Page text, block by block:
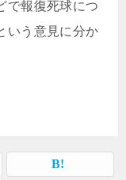
で報復死球につ
いう意見に分か